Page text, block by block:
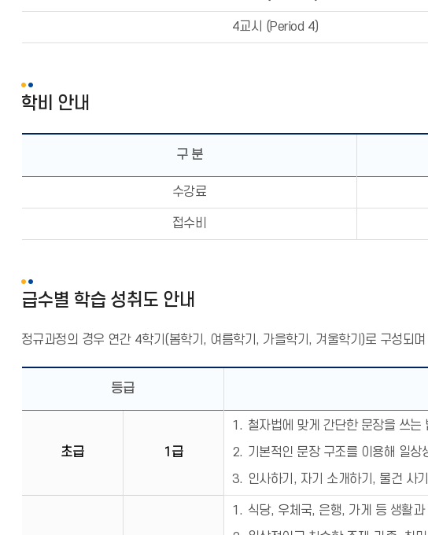
4교시 (Period 4)
학비 안내
구 분
수강료
접수비
급수별 학습 성취도 안내
정규과정의 경우 연간 4학기(봄학기, 여름학기, 가을학기, 겨울학기)로 구성
등급
초급 1급
철자법에 맞게 간단한 문장을 쓰는
기본적인 문장 구조를 이용해 일
인사하기, 자기 소개하기, 물건 사
식당, 우체국, 은행, 가게 등 생활